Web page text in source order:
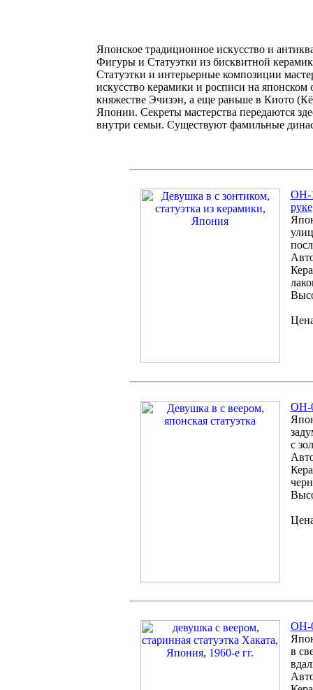
Японское традиционное искусство и
Фигуры и Статуэтки из бисквитной
Статуэтки и интерьерные композиции
искусство керамики и росписи на
княжестве Эчизэн, а еще раньше в Киото
Японии. Секреты мастерства передаются
внутри семьи. Существуют фамильные
OH-
руке
OH-
с
ОH-
в